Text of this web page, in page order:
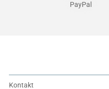
PayPal
Kontakt